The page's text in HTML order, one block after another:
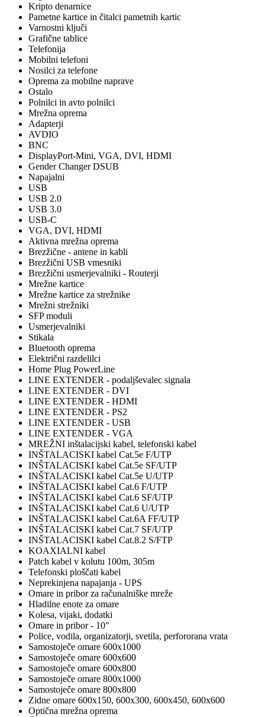
Kripto denarnice
Pametne kartice in čitalci pametnih kartic
Varnostni ključi
Grafične tablice
Telefonija
Mobilni telefoni
Nosilci za telefone
Oprema za mobilne naprave
Ostalo
Polnilci in avto polnilci
Mrežna oprema
Adapterji
AVDIO
BNC
DisplayPort-Mini, VGA, DVI, HDMI
Gender Changer DSUB
Napajalni
USB
USB 2.0
USB 3.0
USB-C
VGA, DVI, HDMI
Aktivna mrežna oprema
Brezžične - antene in kabli
Brezžični USB vmesniki
Brezžični usmerjevalniki - Routerji
Mrežne kartice
Mrežne kartice za strežnike
Mrežni strežniki
SFP moduli
Usmerjevalniki
Stikala
Bluetooth oprema
Električni razdelilci
Home Plug PowerLine
LINE EXTENDER - podaljševalec signala
LINE EXTENDER - DVI
LINE EXTENDER - HDMI
LINE EXTENDER - PS2
LINE EXTENDER - USB
LINE EXTENDER - VGA
MREŽNI inštalacijski kabel, telefonski kabel
INŠTALACISKI kabel Cat.5e F/UTP
INŠTALACISKI kabel Cat.5e SF/UTP
INŠTALACISKI kabel Cat.5e U/UTP
INŠTALACISKI kabel Cat.6 F/UTP
INŠTALACISKI kabel Cat.6 SF/UTP
INŠTALACISKI kabel Cat.6 U/UTP
INŠTALACISKI kabel Cat.6A FF/UTP
INŠTALACISKI kabel Cat.7 SF/UTP
INŠTALACISKI kabel Cat.8.2 S/FTP
KOAXIALNI kabel
Patch kabel v kolutu 100m, 305m
Telefonski ploščati kabel
Neprekinjena napajanja - UPS
Omare in pribor za računalniške mreže
Hladilne enote za omare
Kolesa, vijaki, dodatki
Omare in pribor - 10"
Police, vodila, organizatorji, svetila, perfororana vrata
Samostoječe omare 600x1000
Samostoječe omare 600x600
Samostoječe omare 600x800
Samostoječe omare 800x1000
Samostoječe omare 800x800
Zidne omare 600x150, 600x300, 600x450, 600x600
Optična mrežna oprema